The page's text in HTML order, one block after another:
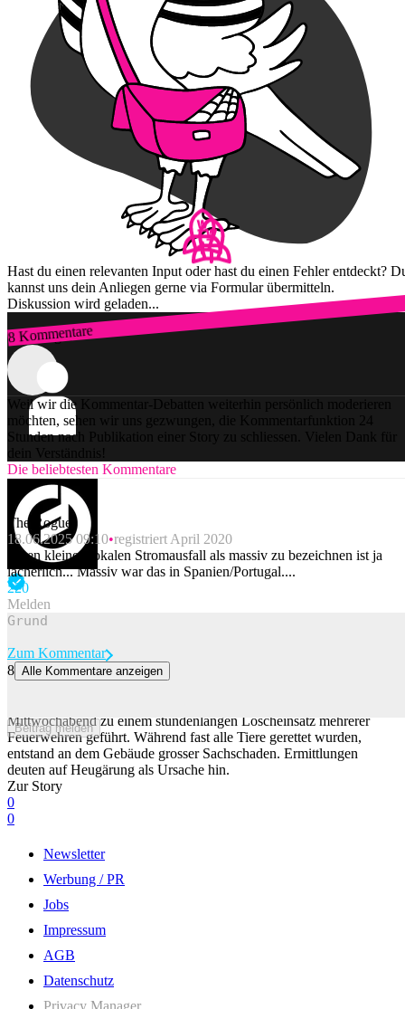
Hast du einen relevanten Input oder hast du einen Fehler entdeckt?
kannst uns dein Anliegen gerne via Formular übermitteln.
Diskussion wird geladen...
8 Kommentare
Zum Login
Weil wir die Kommentar-Debatten weiterhin persönlich moderieren
möchten, sehen wir uns gezwungen, die Kommentarfunktion 24
Stunden nach Publikation einer Story zu schliessen. Vielen Dank für
dein Verständnis!
Die beliebtesten Kommentare
The Rogue
18.06.2025 09:10 registriert April 2020
Einen kleinen lokalen Stromausfall als massiv zu bezeichnen ist ja
lächerlich... Massiv war das in Spanien/Portugal....
220
Melden
Beitrag melden
Zum Kommentar
8 Alle Kommentare anzeigen
Mittwochabend zu einem stundenlangen Löscheinsatz mehrerer
Feuerwehren geführt. Während fast alle Tiere gerettet wurden,
entstand an dem Gebäude grosser Sachschaden. Ermittlungen
deuten auf Heugärung als Ursache hin.
Zur Story
0
0
Newsletter
Werbung / PR
Jobs
Impressum
AGB
Datenschutz
Privacy Manager